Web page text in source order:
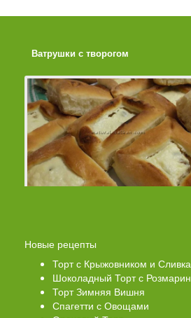
Ватрушки с творогом
Новые рецепты
Торт с Крыжовником и
Шоколадный Торт с
Торт Зимняя Вишня
Спагетти с Овощами